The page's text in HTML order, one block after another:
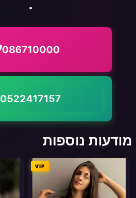
086710000
0522417157
מודעות נוספות
VIP